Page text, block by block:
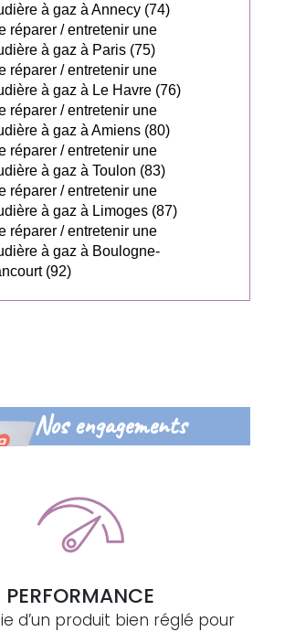
à gaz à Annecy (74)
réparer / entretenir une
à gaz à Paris (75)
réparer / entretenir une
à gaz à Le Havre (76)
réparer / entretenir une
à gaz à Amiens (80)
réparer / entretenir une
à gaz à Toulon (83)
réparer / entretenir une
à gaz à Limoges (87)
réparer / entretenir une
à gaz à Boulogne-
(92)
Nos engagements
PERFORMANCE
d’un produit bien réglé pour